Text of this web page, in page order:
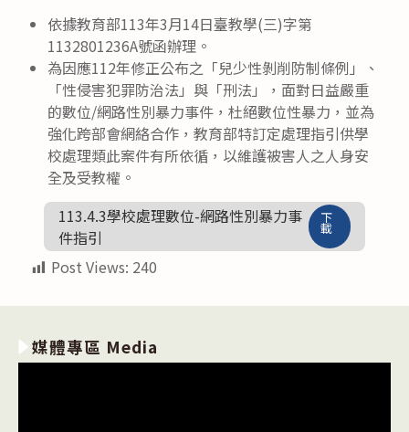
依據教育部113年3月14日臺教學(三)字第
1132801236A號函辦理。
為因應112年修正公布之「兒少性剝削防制條例」、
「性侵害犯罪防治法」與「刑法」，面對日益嚴重
的數位/網路性別暴力事件，杜絕數位性暴力，並為
強化跨部會網絡合作，教育部特訂定處理指引供學
校處理類此案件有所依循，以維護被害人之人身安
全及受教權。
113.4.3學校處理數位-網路性別暴力事
件指引
下
載
Post Views: 240
媒體專區 Media